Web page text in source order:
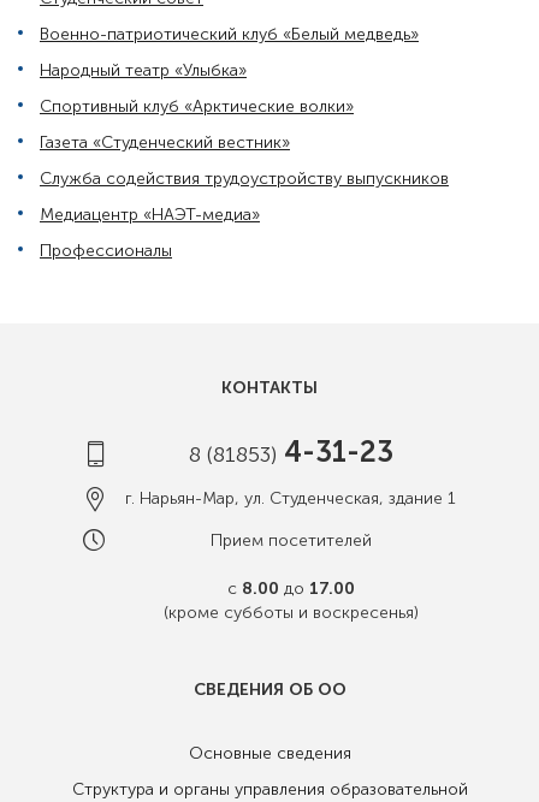
Военно-патриотический клуб «Белый медведь»
Народный театр «Улыбка»
Спортивный клуб «Арктические волки»
Газета «Студенческий вестник»
Служба содействия трудоустройству выпускников
Медиацентр «НАЭТ-медиа»
Профессионалы
КОНТАКТЫ
8 (81853) 4-31-23
г. Нарьян-Мар, ул. Студенческая, здание 1
Прием посетителей
с 8.00 до 17.00
(кроме субботы и воскресенья)
СВЕДЕНИЯ ОБ ОО
Основные сведения
Структура и органы управления образовательной